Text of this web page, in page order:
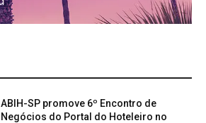
ABIH-SP promove 6º Encontro de
Negócios do Portal do Hoteleiro no